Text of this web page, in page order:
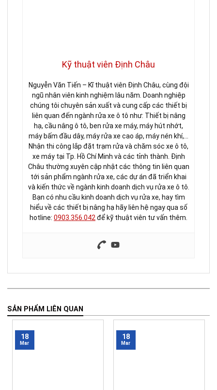
Kỹ thuật viên Định Châu
Nguyễn Văn Tiến – Kĩ thuật viên Định Châu, cùng đội
ngũ nhân viên kinh nghiệm lâu năm. Doanh nghiệp
chúng tôi chuyên sản xuất và cung cấp các thiết bị
liên quan đến ngành rửa xe ô tô như: Thiết bị nâng
hạ, cầu nâng ô tô, ben rửa xe máy, máy hút nhớt,
máy bấm đầu dây, máy rửa xe cao áp, máy nén khí,…
Nhận thi công lắp đặt trạm rửa và chăm sóc xe ô tô,
xe máy tại Tp. Hồ Chí Minh và các tỉnh thành. Định
Châu thường xuyên cập nhật các thông tin liên quan
tới sản phẩm ngành rửa xe, các dự án đã triển khai
và kiến thức về ngành kinh doanh dịch vụ rửa xe ô tô.
Bạn có nhu cầu kinh doanh dịch vụ rửa xe, hay tìm
hiểu về các thiết bị nâng hạ hãy liên hệ ngay qua số
hotline: 0903.356.042để kỹ thuật viên tư vấn thêm.
SẢN PHẨM LIÊN QUAN
18
Mar
18
Mar